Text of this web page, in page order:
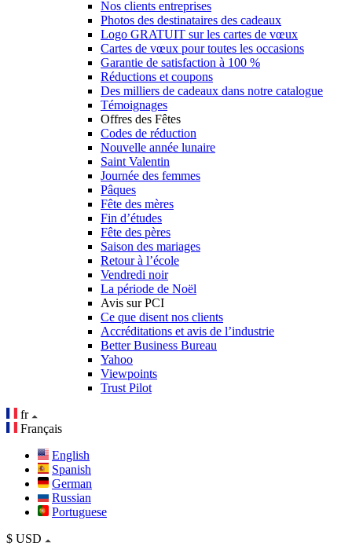
Nos clients entreprises
Photos des destinataires des cadeaux
Logo GRATUIT sur les cartes de vœux
Cartes de vœux pour toutes les occasions
Garantie de satisfaction à 100 %
Réductions et coupons
Des milliers de cadeaux dans notre catalogue
Témoignages
Offres des Fêtes
Codes de réduction
Nouvelle année lunaire
Saint Valentin
Journée des femmes
Pâques
Fête des mères
Fin d’études
Fête des pères
Saison des mariages
Retour à l’école
Vendredi noir
La période de Noël
Avis sur PCI
Ce que disent nos clients
Accréditations et avis de l’industrie
Better Business Bureau
Yahoo
Viewpoints
Trust Pilot
fr
Français
English
Spanish
German
Russian
Portuguese
$ USD